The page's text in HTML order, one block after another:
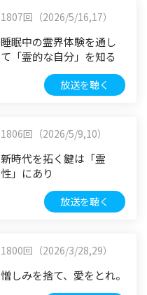
1807回（2026/5/16,17）
睡眠中の霊界体験を通し
て「霊的な自分」を知る
放送を聴く
1806回（2026/5/9,10）
新時代を拓く鍵は「霊
性」にあり
放送を聴く
1800回（2026/3/28,29）
憎しみを捨て、愛をとれ。